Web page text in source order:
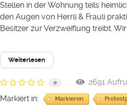
Stellen in der Wohnung teils
den Augen von Herrli & Frauli
Besitzer zur Verzweiflung treibt.
Weiterlesen
0
2691
Markiert in:
Markieren